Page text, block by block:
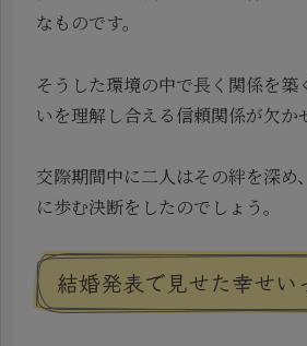
なものです。
そうした環境の中で長く関係を築
いを理解し合える信頼関係が欠か
交際期間中に二人はその絆を深め
に歩む決断をしたのでしょう。
結婚発表で見せた幸せい